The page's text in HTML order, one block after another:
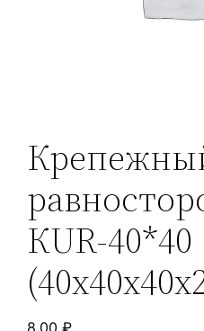
КUR-40*40
8,00₽